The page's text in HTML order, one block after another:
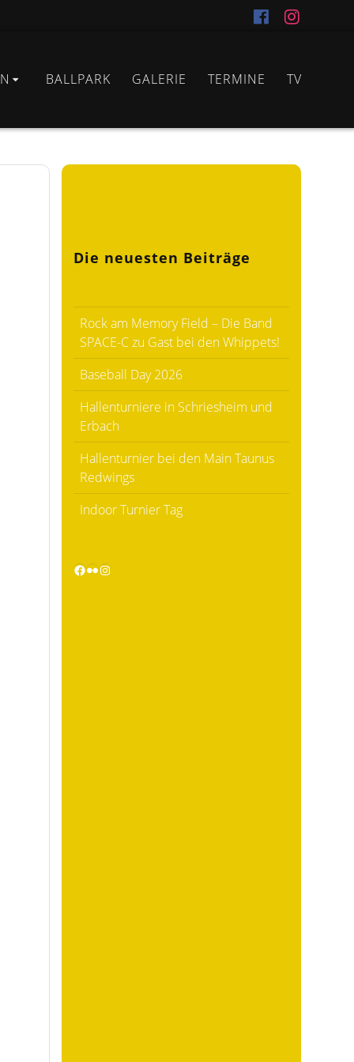
BALLPARK GALERIE TERMINE TV
Die neuesten Beiträge
Rock am Memory Field – Die Band
SPACE-C zu Gast bei den Whippets!
Baseball Day 2026
Hallenturniere in Schriesheim und
Erbach
Hallenturnier bei den Main Taunus
Redwings
Indoor Turnier Tag
Facebook
FlickrInstagram